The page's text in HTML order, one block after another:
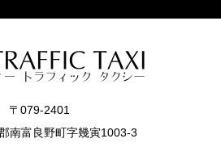
〒079-2401
南富良野町字幾寅1003-3